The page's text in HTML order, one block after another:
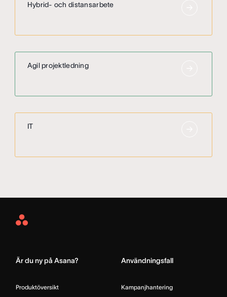
Hybrid- och distansarbete
Agil projektledning
IT
Asana
Är du ny på Asana?
Produktöversikt
Användningsfall
Kampanjhantering